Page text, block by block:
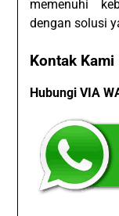
memenuhi
dengan solusi
Kontak Kami
Hubungi VIA